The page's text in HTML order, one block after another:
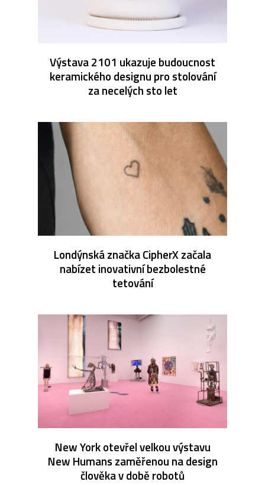
Výstava 2101 ukazuje budoucnost
keramického designu pro stolování
za necelých sto let
Londýnská značka CipherX začala
nabízet inovativní bezbolestné
tetování
New York otevřel velkou výstavu
New Humans zaměřenou na design
člověka v době robotů